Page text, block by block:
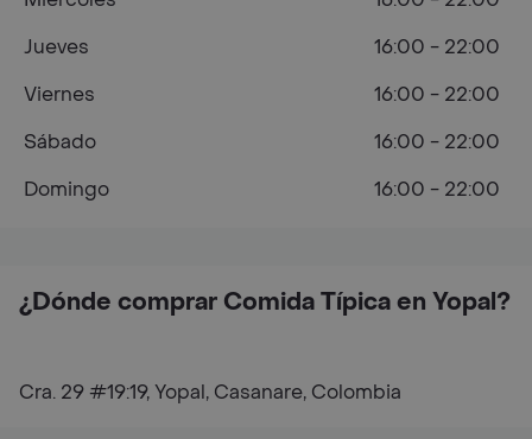
¿Dónde comprar Comida Típica en Yopal?
Cra. 29 #19:19, Yopal, Casanare, Colombia
Jueves
16:00 - 22:00
Viernes
16:00 - 22:00
Sábado
16:00 - 22:00
Domingo
16:00 - 22:00